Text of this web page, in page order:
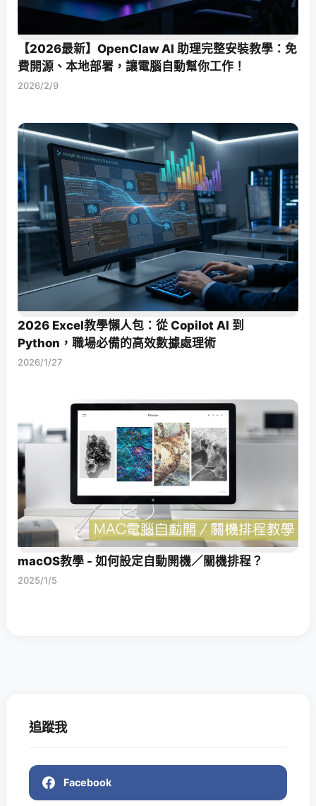
【2026最新】OpenClaw AI 助理完整安裝教學：免
費開源、本地部署，讓電腦自動幫你工作！
2026/2/9
2026 Excel教學懶人包：從 Copilot AI 到
Python，職場必備的高效數據處理術
2026/1/27
macOS教學 - 如何設定自動開機／關機排程？
2025/1/5
追蹤我
Facebook